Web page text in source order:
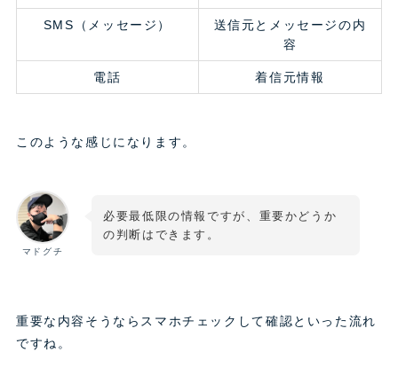
SMS（メッセージ）
送信元とメッセージの内
容
電話 着信元情報
このような感じになります。
マドグチ
必要最低限の情報ですが、重要かどうか
の判断はできます。
重要な内容そうならスマホチェックして確認といった流れ
ですね。